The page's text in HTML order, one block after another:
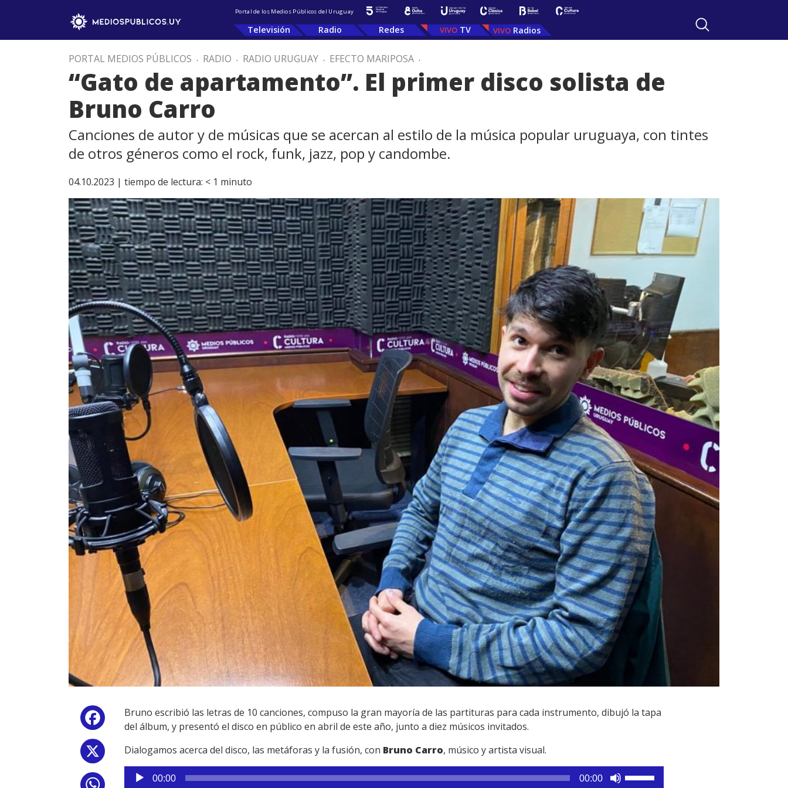
Portal de los Medios Públicos del Uruguay
Televisión Radio Redes TV Radios
PORTAL MEDIOS PÚBLICOS . RADIO . RADIO URUGUAY . EFECTO MARIPOSA .
“Gato de apartamento”. El primer disco solista de
Bruno Carro
Canciones de autor y de músicas que se acercan al estilo de la música popular uruguaya, con tintes
de otros géneros como el rock, funk, jazz, pop y candombe.
04.10.2023 | tiempo de lectura: < 1 minuto
Facebook
Bruno escribió las letras de 10 canciones, compuso la gran mayoría de las partituras para cada instrumento, dibujó la tapa
del álbum, y presentó el disco en público en abril de este año, junto a diez músicos invitados.
Dialogamos acerca del disco, las metáforas y la fusión, con Bruno Carro, músico y artista visual.
Reproductor
00:00 00:00